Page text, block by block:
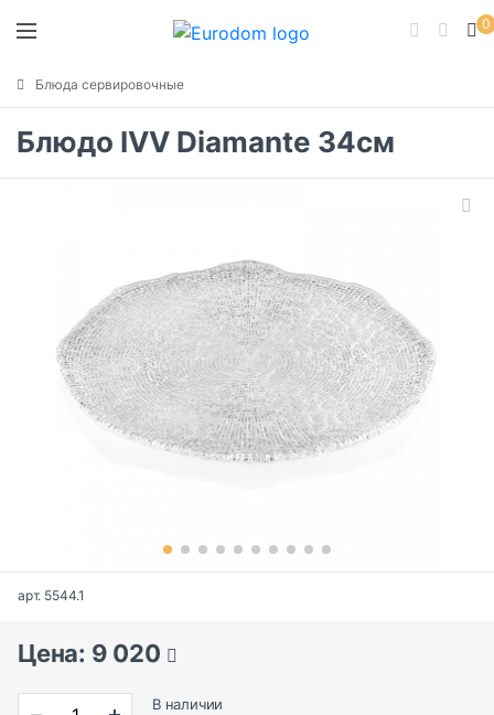
0
Блюда сервировочные
Блюдо IVV Diamante 34см
арт. 5544.1
Цена: 9 020
В наличии